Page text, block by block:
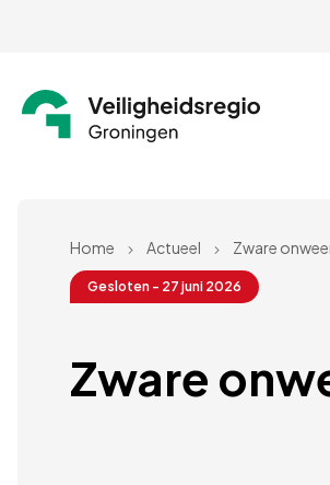
Home Actueel Zware
Gesloten - 27 juni 2026
Zware